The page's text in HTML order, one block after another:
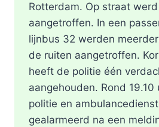
Rotterdam. Op straat
aangetroffen. In een
lijnbus 32 werden
de ruiten aangetroffen.
heeft de politie één
aangehouden. Rond
politie en
gealarmeerd na een